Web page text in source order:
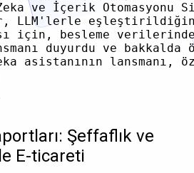
Zeka ve İçerik
LLM'lerle
için, besleme
duyurdu ve
Şeffaflık ve
E-ticareti